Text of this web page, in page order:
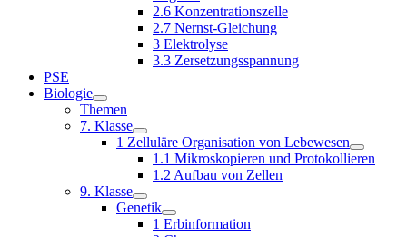
2.6 Konzentrationszelle
2.7 Nernst-Gleichung
3 Elektrolyse
3.3 Zersetzungsspannung
PSE
Biologie
Themen
7. Klasse
1 Zelluläre Organisation von Lebewesen
1.1 Mikroskopieren und Protokollieren
1.2 Aufbau von Zellen
9. Klasse
Genetik
1 Erbinformation